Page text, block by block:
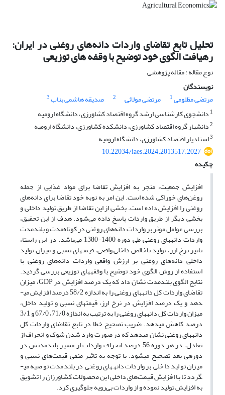
تحلیل تابع تقاضای واردات دانه‌های روغنی در ایران:
رهیافت الگوی خود توضیح با وقفه های توزیعی
نوع مقاله : مقاله پژوهشی
نویسندگان
مرتضی مظلومی1 مرتضی مولائی 2 صدیقه هاشمی بناب3
1 دانشجوی کارشناسی ارشد گروه اقتصاد کشاورزی، دانشگاه ارومیه
2دانشیار گروه اقتصاد کشاورزی، دانشکده کشاورزی، دانشگاه ارومیه
3استادیار اقتصاد کشاورزی، دانشگاه ارومیه
10.22034/iaes.2024.2013517.2027
چکیده
افزایش جمعیت، منجر به افزایش تقاضا برای مواد غذایی از جمله
روغن‌های خوراکی شده است. این امر به نوبه خود تقاضا برای دانه‌های
روغنی را افزایش داده است. بخشی از این تقاضا از طریق تولید داخلی و
بخشی دیگر از طریق واردات پاسخ داده می‌شود. هدف از این تحقیق،
بررسی عوامل موثر بر واردات دانه‌های روغنی در کوتاه‌مدت و بلندمدت
واردات دانه­های روغنی طی دوره 1400-1380 می‌باشد. در این راستا،
تاثیر نرخ ارز، تولید ناخالص داخلی واقعی، قیمت­های نسبی و میزان تولید
داخلی دانه‌های روغنی بر ارزش واقعی واردات دانه‌های روغنی با
استفاده از روش الگوی خود توضیح با وقفه­های توزیعی بررسی گردید.
نتایج الگوی بلندمدت نشان داد که یک درصد افزایش در GDP، میزان
تقاضای واردات کل دانه­های روغنی را به اندازه 58/2 درصد افزایش می­
دهد و یک درصد افزایش در نرخ ارز، قیمت­های نسبی و تولید داخل،
میزان واردات کل دانه­های روغنی را به ترتیب به اندازه 71/0، 67/0 و 3/1
درصد کاهش می­دهد. ضریب تصحیح خطا در تابع تقاضای واردات کل
دانه­های روغنی نشان می­دهد که در صورت وارد شدن شوک و انحراف از
تعادل، در هر دوره 56 درصد انحراف واردات از مسیر بلندمدتش در
دوره­ی بعد تصحیح می­شود. با توجه به تاثیر منفی قیمت‌های نسبی و
میزان تولید داخلی بر واردات دانه­های روغنی در بلندمدت توصیه می­
گردد تا با افزایش قیمت‌های داخلی این محصولات کشاورزان را تشویق
به افزایش تولید نموده و از واردات بی‌رویه جلوگیری کرد.